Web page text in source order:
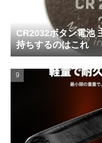
CR2032ボタン電池
持ちするのはこれ